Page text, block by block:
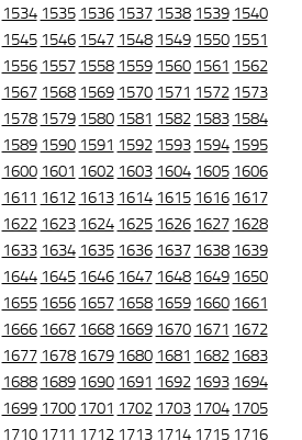
1534 1535 1536 1537 1538 1539 1540
1545 1546 1547 1548 1549 1550 1551
1556 1557 1558 1559 1560 1561 1562
1567 1568 1569 1570 1571 1572 1573
1578 1579 1580 1581 1582 1583 1584
1589 1590 1591 1592 1593 1594 1595
1600 1601 1602 1603 1604 1605 1606
1611 1612 1613 1614 1615 1616 1617
1622 1623 1624 1625 1626 1627 1628
1633 1634 1635 1636 1637 1638 1639
1644 1645 1646 1647 1648 1649 1650
1655 1656 1657 1658 1659 1660 1661
1666 1667 1668 1669 1670 1671 1672
1677 1678 1679 1680 1681 1682 1683
1688 1689 1690 1691 1692 1693 1694
1699 1700 1701 1702 1703 1704 1705
1710 1711 1712 1713 1714 1715 1716